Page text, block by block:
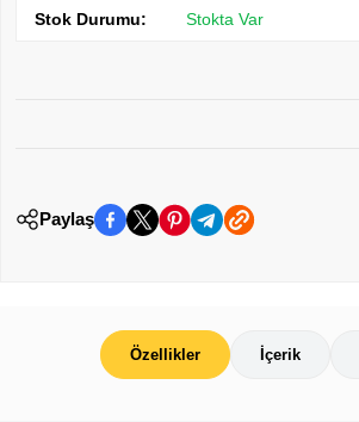
Stok Durumu: Stokta Var
Paylaş
Özellikler İçerik